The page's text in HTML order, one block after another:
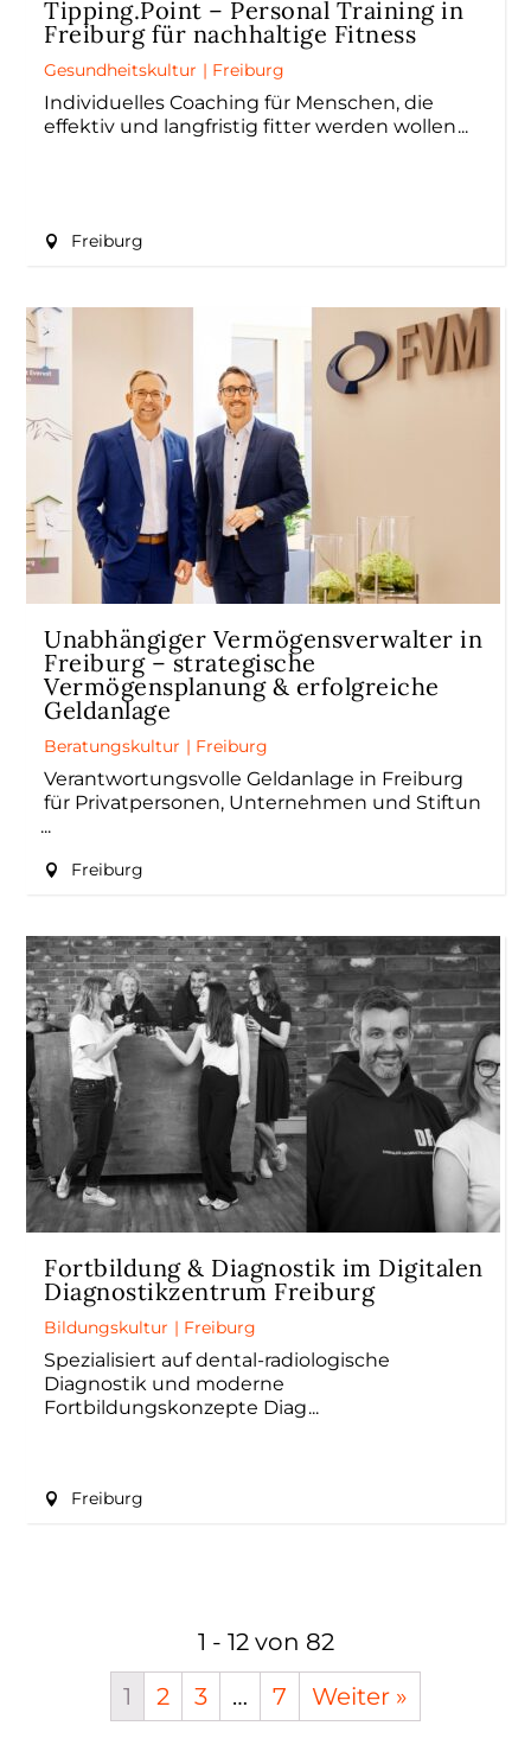
Tipping.Point – Personal Training in
Freiburg für nachhaltige Fitness
Gesundheitskultur | Freiburg
Individuelles Coaching für Menschen, die
effektiv und langfristig fitter werden wollen
Freiburg
Unabhängiger Vermögensverwalter in
Freiburg – strategische
Vermögensplanung & erfolgreiche
Geldanlage
Beratungskultur | Freiburg
Verantwortungsvolle Geldanlage in Freiburg
für Privatpersonen, Unternehmen und Stiftun
Freiburg
Fortbildung & Diagnostik im Digitalen
Diagnostikzentrum Freiburg
Bildungskultur | Freiburg
Spezialisiert auf dental-radiologische
Diagnostik und moderne
Fortbildungskonzepte Diag
Freiburg
1 - 12 von 82
1
2 3 … 7 Weiter »